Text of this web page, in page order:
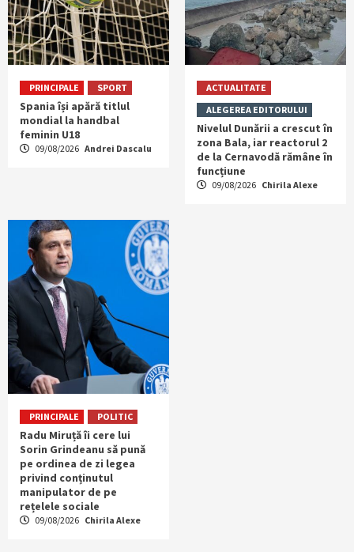
PRINCIPALE SPORT
Spania își apără titlul
mondial la handbal
feminin U18
09/08/2026 Andrei Dascalu
ACTUALITATE
ALEGEREA EDITORULUI
Nivelul Dunării a crescut în
zona Bala, iar reactorul 2
de la Cernavodă rămâne în
funcțiune
09/08/2026 Chirila Alexe
PRINCIPALE POLITIC
Radu Miruță îi cere lui
Sorin Grindeanu să pună
pe ordinea de zi legea
privind conținutul
manipulator de pe
rețelele sociale
09/08/2026 Chirila Alexe